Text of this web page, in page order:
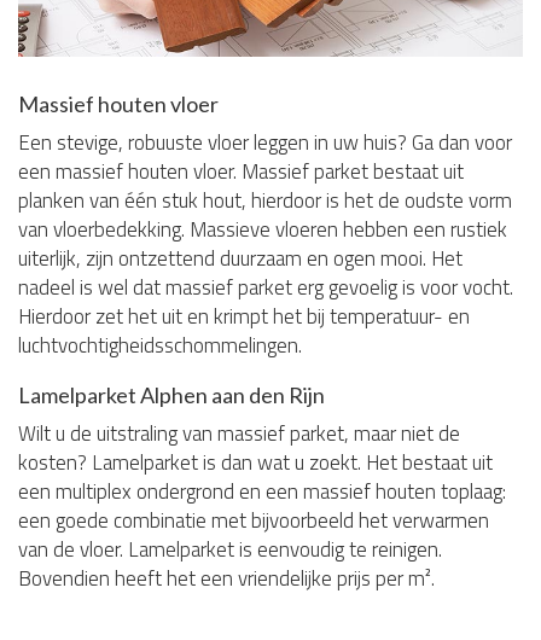
Massief houten vloer
Een stevige, robuuste vloer leggen in uw huis? Ga dan voor
een massief houten vloer. Massief parket bestaat uit
planken van één stuk hout, hierdoor is het de oudste vorm
van vloerbedekking. Massieve vloeren hebben een rustiek
uiterlijk, zijn ontzettend duurzaam en ogen mooi. Het
nadeel is wel dat massief parket erg gevoelig is voor vocht.
Hierdoor zet het uit en krimpt het bij temperatuur- en
luchtvochtigheidsschommelingen.
Lamelparket Alphen aan den Rijn
Wilt u de uitstraling van massief parket, maar niet de
kosten? Lamelparket is dan wat u zoekt. Het bestaat uit
een multiplex ondergrond en een massief houten toplaag:
een goede combinatie met bijvoorbeeld het verwarmen
van de vloer. Lamelparket is eenvoudig te reinigen.
Bovendien heeft het een vriendelijke prijs per m².